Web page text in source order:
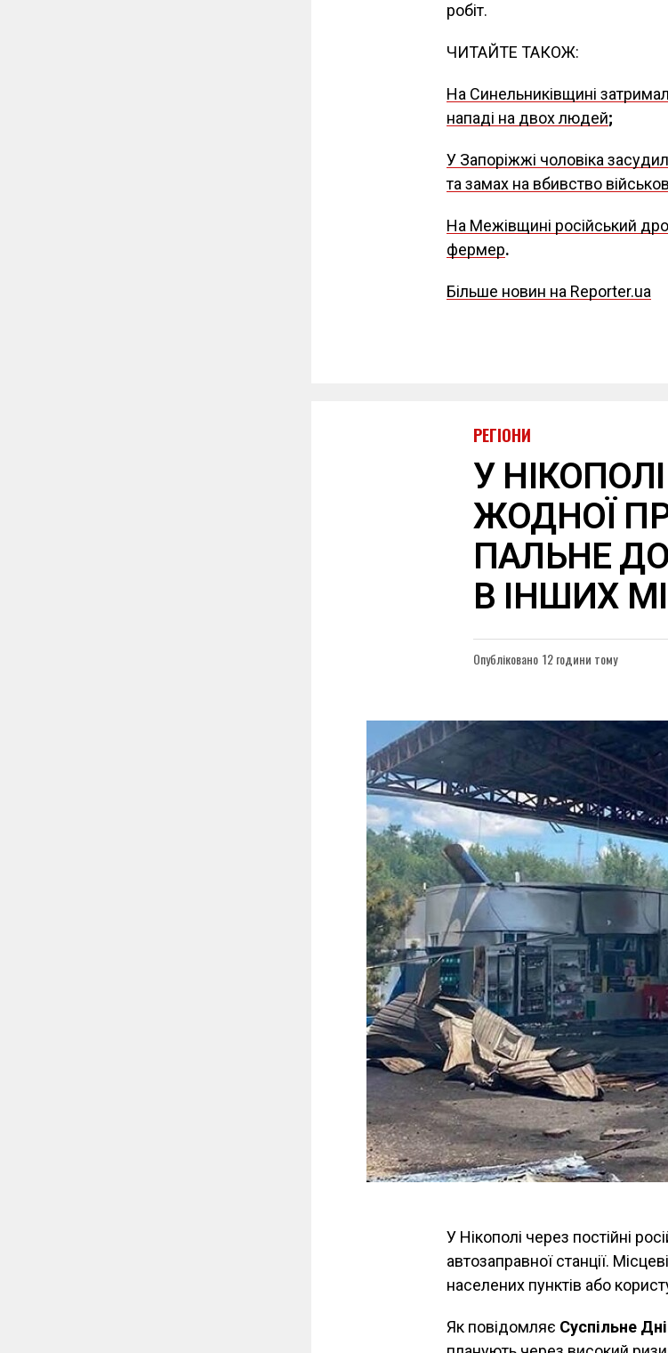
робіт.
ЧИТАЙТЕ ТАКОЖ:
На Синельниківщині
нападі на двох людей;
У Запоріжжі чоловіка
та замах на вбивство
На Межівщині російський
фермер.
Більше новин на Reporter.ua
РЕГІОНИ
У
ЖОДНОЇ
ПАЛЬНЕ
В ІНШИХ
Опубліковано 12 години тому
У Нікополі через постійні
автозаправної станції.
населених пунктів або
Як повідомляє Суспільне